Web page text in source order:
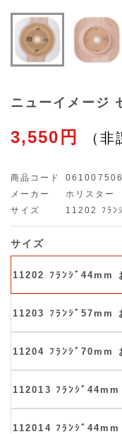
ニューイメージ
3,550円
商品コード
メーカー
ホリスター
サイズ
11202 ﾌﾗﾝ
サイズ
11202 ﾌﾗﾝｼﾞ44mm
11203 ﾌﾗﾝｼﾞ57mm
11204 ﾌﾗﾝｼﾞ70mm
112013 ﾌﾗﾝｼﾞ
112014 ﾌﾗﾝｼﾞ